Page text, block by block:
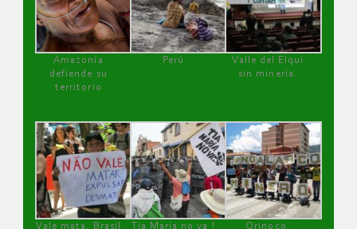
Amazonía
defiende su
territorio
Perú
Valle del Elqui
sin minería.
Vale mata, Brasil Tía María no va ! Orinoco,